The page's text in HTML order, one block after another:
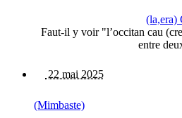
(la,era)
Faut-il y voir "l’occitan cau
entre
22 mai 2025
(Mimbaste)